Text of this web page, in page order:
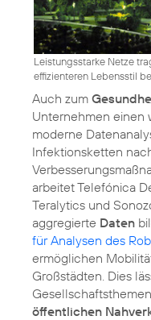
Leistungsstarke Netze
effizienteren Lebensstil
Auch zum
Unternehmen einen
moderne
Infektionsketten
arbeitet Telefónica
Teralytics und
aggregierte Daten
für Analysen des
ermöglichen
Großstädten. Dies
öffentlichen